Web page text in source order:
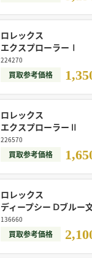
ロレックス
エクスプローラーⅠ
224270
買取参考価格
ロレックス
エクスプローラーⅡ
226570
買取参考価格
ロレックス
ディープシー Ⅾブルー
136660
買取参考価格